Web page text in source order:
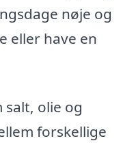
nøje og
eller have en
salt, olie og
forskellige